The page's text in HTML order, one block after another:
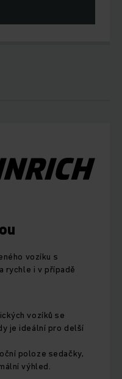
vozíku s
rychle i v případě
vozíků se
je ideální pro delší
poloze sedačky,
výhled.